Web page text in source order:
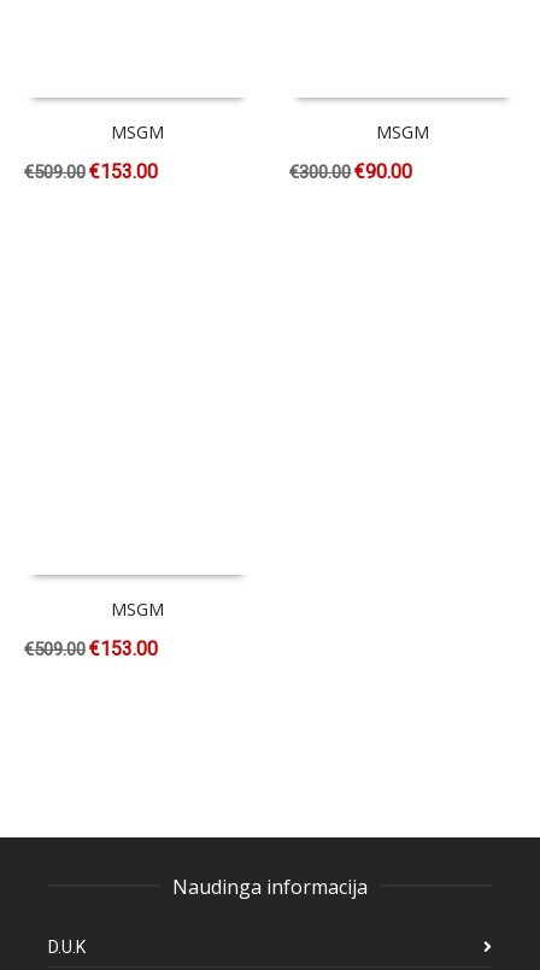
MSGM
€509.00€153.00
MSGM
€300.00€90.00
MSGM
€509.00€153.00
Naudinga informacija
D.U.K